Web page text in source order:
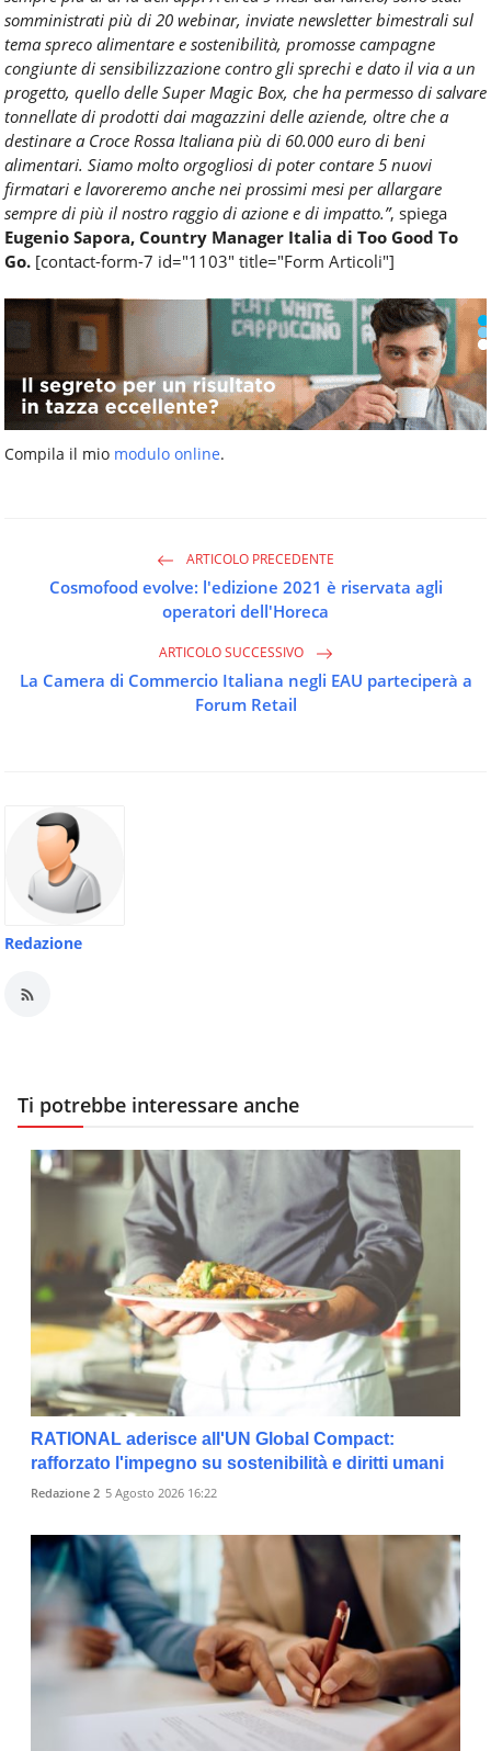
somministrati più di 20 webinar, inviate newsletter bimestrali sul
tema spreco alimentare e sostenibilità, promosse campagne
congiunte di sensibilizzazione contro gli sprechi e dato il via a un
progetto, quello delle Super Magic Box, che ha permesso di salvare
tonnellate di prodotti dai magazzini delle aziende, oltre che a
destinare a Croce Rossa Italiana più di 60.000 euro di beni
alimentari. Siamo molto orgogliosi di poter contare 5 nuovi
firmatari e lavoreremo anche nei prossimi mesi per allargare
sempre di più il nostro raggio di azione e di impatto.”, spiega
Eugenio Sapora, Country Manager Italia di Too Good To
Go. [contact-form-7 id="1103" title="Form Articoli"]
Compila il mio modulo online.
ARTICOLO PRECEDENTE
Cosmofood evolve: l'edizione 2021 è riservata agli
operatori dell'Horeca
ARTICOLO SUCCESSIVO
La Camera di Commercio Italiana negli EAU parteciperà a
Forum Retail
Redazione
Ti potrebbe interessare anche
RATIONAL aderisce all'UN Global Compact:
rafforzato l'impegno su sostenibilità e diritti umani
Redazione 2 5 Agosto 2026 16:22